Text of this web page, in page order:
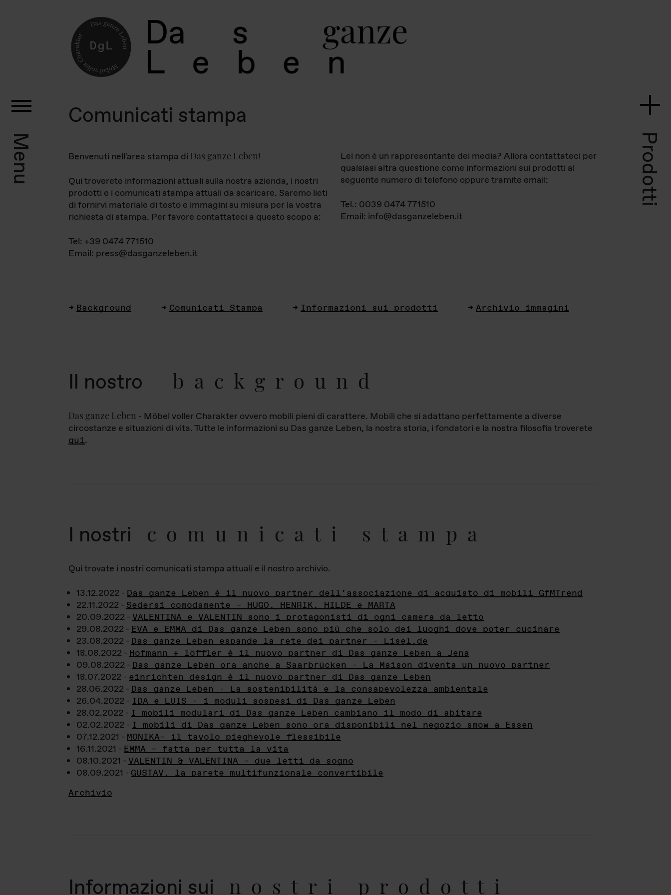
Da s ganz
L e b e
Menu Prodotti
Comunicati stampa
Benvenuti nell'area stampa di Das ganze Leben!
Qui troverete informazioni attuali sulla nostra azienda, i nostri
prodotti e i comunicati stampa attuali da scaricare. Saremo lieti
di fornirvi materiale di testo e immagini su misura per la vostra
richiesta di stampa. Per favore contattateci a questo scopo a:
Tel: +39 0474 771510
Email: press@dasganzeleben.it
Lei non è un rappresentante dei media? Allora contattateci per
qualsiasi altra questione come informazioni sui prodotti al
seguente numero di telefono oppure tramite email:
Tel.: 0039 0474 771510
Email: info@dasganzeleben.it
Background Comunicati Stampa Informazioni sui prodotti Archivio immagini
Il nostro background
Das ganze Leben - Möbel voller Charakter ovvero mobili pieni di carattere. Mobili che si adattano perfettamente a diverse
circostanze e situazioni di vita. Tutte le informazioni su Das ganze Leben, la nostra storia, i fondatori e la nostra filosofia troverete
qui.
I nostri comunicati stampa
Qui trovate i nostri comunicati stampa attuali e il nostro archivio.
13.12.2022 - Das ganze Leben è il nuovo partner dell’associazione di acquisto di mobili GfMTrend
22.11.2022 - Sedersi comodamente – HUGO, HENRIK, HILDE e MARTA
20.09.2022 - VALENTINA e VALENTIN sono i protagonisti di ogni camera da letto
29.08.2022 - EVA e EMMA di Das ganze Leben sono più che solo dei luoghi dove poter cucinare
23.08.2022 - Das ganze Leben espande la rete dei partner - Lisel.de
18.08.2022 - Hofmann + löffler è il nuovo partner di Das ganze Leben a Jena
09.08.2022 - Das ganze Leben ora anche a Saarbrücken - La Maison diventa un nuovo partner
18.07.2022 - einrichten design è il nuovo partner di Das ganze Leben
28.06.2022 - Das ganze Leben - La sostenibilità e la consapevolezza ambientale
26.04.2022 - IDA e LUIS - i moduli sospesi di Das ganze Leben
28.02.2022 - I mobili modulari di Das ganze Leben cambiano il modo di abitare
02.02.2022 - I mobili di Das ganze Leben sono ora disponibili nel negozio smow a Essen
07.12.2021 - MONIKA– il tavolo pieghevole flessibile
16.11.2021 - EMMA – fatta per tutta la vita
08.10.2021 - VALENTIN & VALENTINA – due letti da sogno
08.09.2021 - GUSTAV, la parete multifunzionale convertibile
Archivio
Informazioni sui nostri prodotti